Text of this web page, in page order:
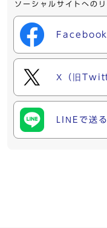
ソーシャルサイトへの
Facebook
X（旧
LINEで送る